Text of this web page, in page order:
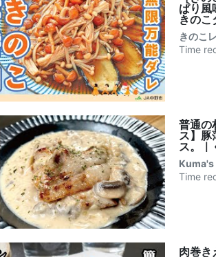
ぱり風
きのこ
たっ
菜【な
のこレ
きのこ
Time
普通の
ス】豚
ス。｜
書き起
Time
肉巻き